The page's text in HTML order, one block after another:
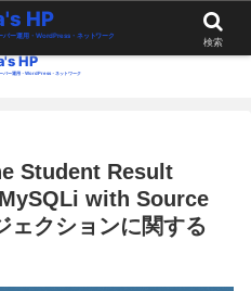
の情報。つぶやき。
Student Result
with Source
ェクションに関する
検索